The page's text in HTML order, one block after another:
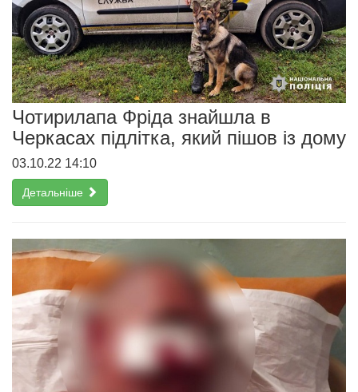
Чотирилапа Фріда знайшла в
Черкасах підлітка, який пішов із дому
03.10.22 14:10
Детальніше